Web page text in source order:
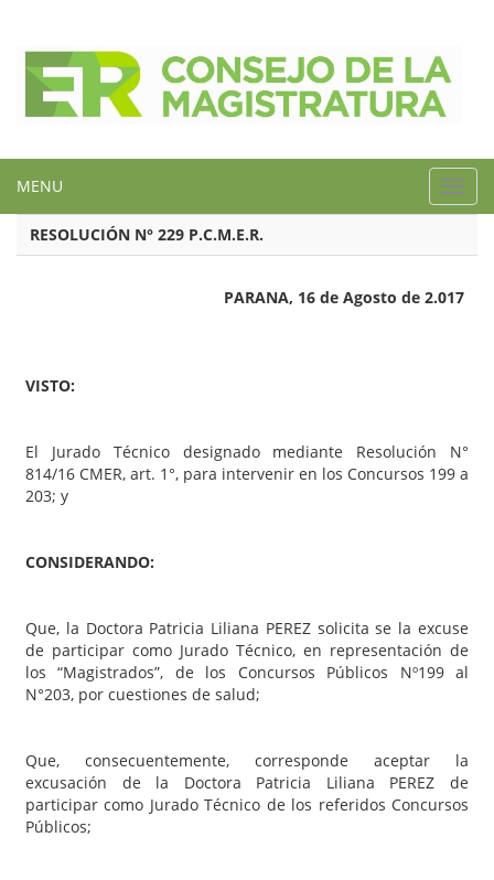
MENU
RESOLUCIÓN N° 229 P.C.M.E.R.
PARANA, 16 de Agosto de 2.017
VISTO:
El Jurado Técnico designado mediante Resolución N°
814/16 CMER, art. 1°, para intervenir en los Concursos 199 a
203; y
CONSIDERANDO:
Que, la Doctora Patricia Liliana PEREZ solicita se la excuse
de participar como Jurado Técnico, en representación de
los “Magistrados”, de los Concursos Públicos Nº199 al
N°203, por cuestiones de salud;
Que, consecuentemente, corresponde aceptar la
excusación de la Doctora Patricia Liliana PEREZ de
participar como Jurado Técnico de los referidos Concursos
Públicos;